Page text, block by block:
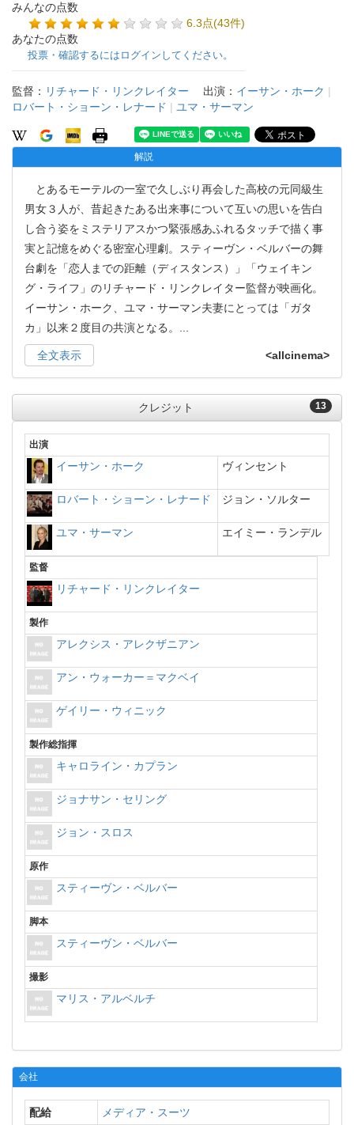
みんなの点数
6.3点(43件)
あなたの点数
投票・確認するにはログインしてください。
監督： リチャード・リンクレイター 出演： イーサン・ホーク |
ロバート・ショーン・レナード | ユマ・サーマン
解説
とあるモーテルの一室で久しぶり再会した高校の元同級生
男女３人が、昔起きたある出来事について互いの思いを告白
し合う姿をミステリアスかつ緊張感あふれるタッチで描く事
実と記憶をめぐる密室心理劇。スティーヴン・ベルバーの舞
台劇を「恋人までの距離（ディスタンス）」「ウェイキン
グ・ライフ」のリチャード・リンクレイター監督が映画化。
イーサン・ホーク、ユマ・サーマン夫妻にとっては「ガタ
カ」以来２度目の共演となる。
全文表示 <allcinema>
13
クレジット
出演
イーサン・ホーク ヴィンセント
ロバート・ショーン・レナード ジョン・ソルター
ユマ・サーマン エイミー・ランデル
監督
リチャード・リンクレイター
製作
アレクシス・アレクザニアン
アン・ウォーカー＝マクベイ
ゲイリー・ウィニック
製作総指揮
キャロライン・カプラン
ジョナサン・セリング
ジョン・スロス
原作
スティーヴン・ベルバー
脚本
スティーヴン・ベルバー
撮影
マリス・アルベルチ
会社
配給 メディア・スーツ